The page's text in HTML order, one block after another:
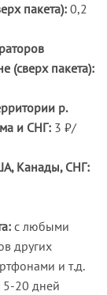
пакета): 0,2
(сверх пакета):
р.
и СНГ: 3 ₽/
Канады, СНГ:
с любыми
других
и т.д.
5-20 дней